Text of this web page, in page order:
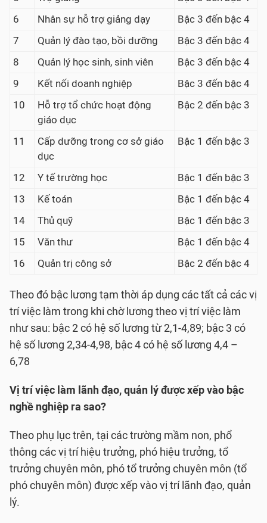
6
Nhân sự hỗ trợ giảng dạy
Bậc 3 đến bậc 4
7
Quản lý đào tạo, bồi dưỡng
Bậc 3 đến bậc 4
8
Quản lý học sinh, sinh viên
Bậc 3 đến bậc 4
9
Kết nối doanh nghiệp
Bậc 3 đến bậc 4
10
Hỗ trợ tổ chức hoạt động
giáo dục
Bậc 2 đến bậc 3
11
Cấp dưỡng trong cơ sở giáo
dục
Bậc 1 đến bậc 3
12 Y tế trường học
Bậc 1 đến bậc 3
13
Kế toán
Bậc 1 đến bậc 4
14
Thủ quỹ
Bậc 1 đến bậc 3
15
Văn thư
Bậc 1 đến bậc 4
16
Quản trị công sở Bậc 2 đến bậc 4
Theo đó bậc lương tạm thời áp dụng các tất cả các vị
trí việc làm trong khi chờ lương theo vị trí việc làm
như sau: bậc 2 có hệ số lương từ 2,1-4,89; bậc 3 có
hệ số lương 2,34-4,98, bậc 4 có hệ số lương 4,4 –
6,78
Vị trí việc làm lãnh đạo, quản lý được xếp vào bậc
nghề nghiệp ra sao?
Theo phụ lục trên, tại các trường mầm non, phổ
thông các vị trí hiệu trưởng, phó hiệu trưởng, tổ
trưởng chuyên môn, phó tổ trưởng chuyên môn (tổ
phó chuyên môn) được xếp vào vị trí lãnh đạo, quản
lý.